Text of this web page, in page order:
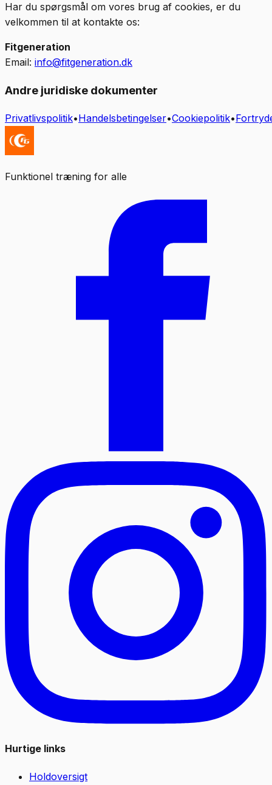
Har du spørgsmål om vores brug af cookies, er du
velkommen til at kontakte os:
Fitgeneration
Email: info@fitgeneration.dk
Andre juridiske dokumenter
Privatlivspolitik•Handelsbetingelser•Cookiepolitik•
Funktionel træning for alle
Hurtige links
Holdoversigt